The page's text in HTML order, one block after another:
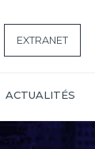
EXTRANET
ACTUALITÉS